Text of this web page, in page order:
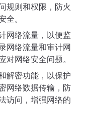
规则和权限，防火
全。
网络流量，以便监
网络流量和审计网
对网络安全问题。
解密功能，以保护
网络数据传输，防
访问，增强网络的